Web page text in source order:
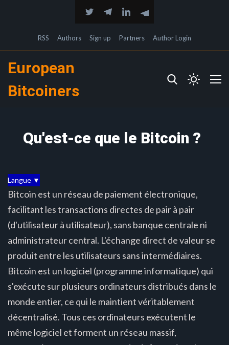
RSS Authors Sign up Partners Author Login
European
Bitcoiners
Qu'est-ce que le Bitcoin ?
Langue ▼
Bitcoin est un réseau de paiement électronique,
facilitant les transactions directes de pair à pair
(d'utilisateur à utilisateur), sans banque centrale ni
administrateur central. L'échange direct de valeur se
produit entre les utilisateurs sans intermédiaires.
Bitcoin est un logiciel (programme informatique) qui
s'exécute sur plusieurs ordinateurs distribués dans le
monde entier, ce qui le maintient véritablement
décentralisé. Tous ces ordinateurs exécutent le
même logiciel et forment un réseau massif,